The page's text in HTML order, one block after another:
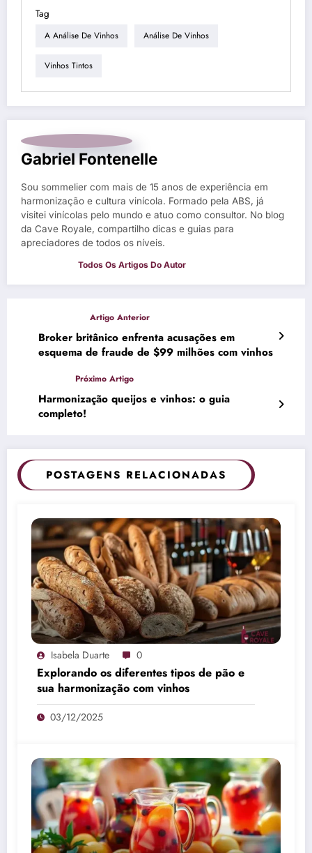
Tag
A Análise De Vinhos Análise De Vinhos
Vinhos Tintos
Gabriel Fontenelle
Sou sommelier com mais de 15 anos de experiência em
harmonização e cultura vinícola. Formado pela ABS, já
visitei vinícolas pelo mundo e atuo como consultor. No blog
da Cave Royale, compartilho dicas e guias para
apreciadores de todos os níveis.
Broker britânico enfrenta acusações em
esquema de fraude de $99 milhões com vinhos
Harmonização queijos e vinhos: o guia
completo!
POSTAGENS RELACIONADAS
Isabela Duarte 0
Explorando os diferentes tipos de pão e
sua harmonização com vinhos
03/12/2025